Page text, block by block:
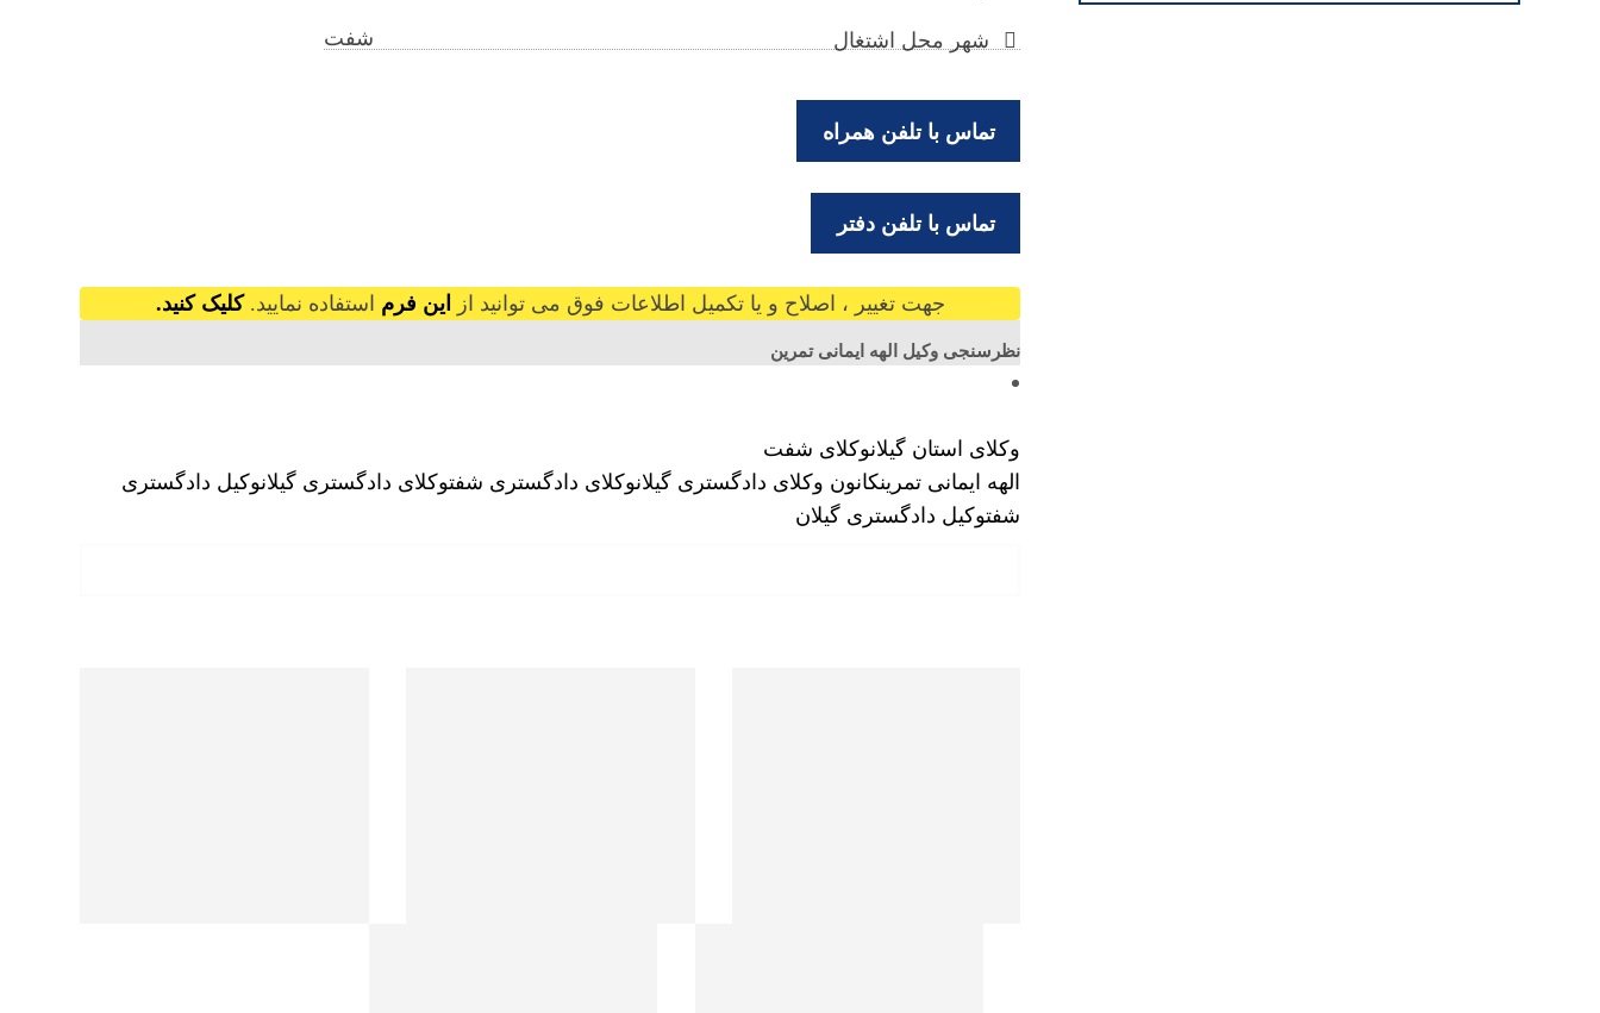
شهر محل اشتغال شفت
تماس با تلفن همراه
تماس با تلفن دفتر
جهت تغییر ، اصلاح و یا تکمیل اطلاعات فوق می توانید از این فرم استفاده نمایید. کلیک کنید.
نظرسنجی وکیل الهه ایمانی تمرین
وکلای استان گیلانوکلای شفت
الهه ایمانی تمرینکانون وکلای دادگستری گیلانوکلای دادگستری شفتوکلای دادگستری گیلانوکیل دادگستری
شفتوکیل دادگستری گیلان